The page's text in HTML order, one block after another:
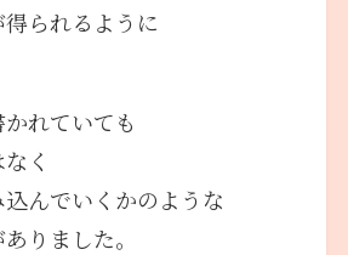
られるように
れていても
く
んでいくかのような
りました。